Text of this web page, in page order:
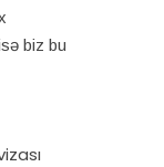
biz bu